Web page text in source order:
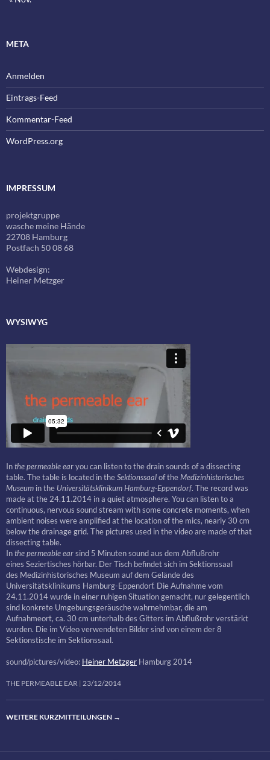
META
Anmelden
Eintrags-Feed
Kommentar-Feed
WordPress.org
IMPRESSUM
projektgruppe
wasche meine Hände
22708 Hamburg
Postfach 50 08 68
Webdesign:
Heiner Metzger
WYSIWYG
Inthe permeable ear you can listen to the drain sounds of a dissecting
table. The table is located in theSektionssaalof theMedizinhistorisches
Museum in the Universitätsklinikum Hamburg-Eppendorf. The record was
made at the 24.11.2014 in a quiet atmosphere. You can listen to a
continuous, nervous sound stream with some concrete moments, when
ambient noises were amplified at the location of the mics, nearly 30 cm
below the drainage grid. The pictures used in the video are made of that
dissecting table.
Inthe permeable earsind 5 Minuten sound aus dem Abflußrohr
eines Seziertisches hörbar. Der Tisch befindet sich im Sektionssaal
des Medizinhistorisches Museum auf dem Gelände des
Universitätsklinikums Hamburg-Eppendorf. Die Aufnahme vom
24.11.2014 wurde in einer ruhigen Situation gemacht, nur gelegentlich
sind konkrete Umgebungsgeräusche wahrnehmbar, die am
Aufnahmeort, ca. 30 cm unterhalb des Gitters im Abflußrohr verstärkt
wurden. Die im Video verwendeten Bilder sind von einem der 8
Sektionstische im Sektionssaal.
sound/pictures/video: Heiner Metzger Hamburg 2014
THE PERMEABLE EAR 23/12/2014
WEITERE KURZMITTEILUNGEN →